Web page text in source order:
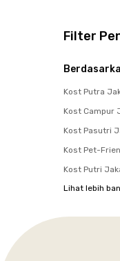
Filter
Kost Putra
Kost Campur
Kost Pasutri
Kost Pet-
Kost Putri
Lihat lebih